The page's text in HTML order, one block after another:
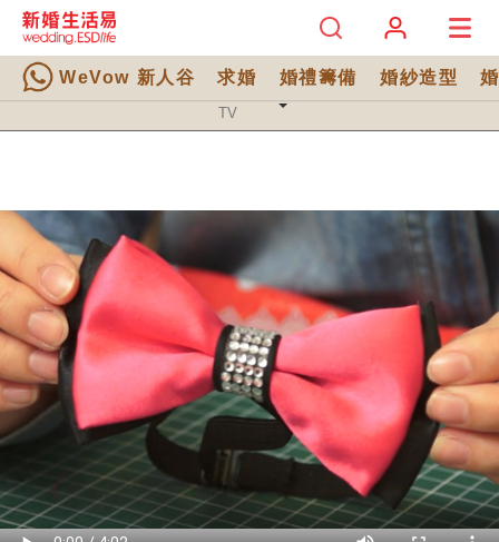
WeVow 新人谷 求婚 婚禮籌備 婚紗造型
TV 分類
TV